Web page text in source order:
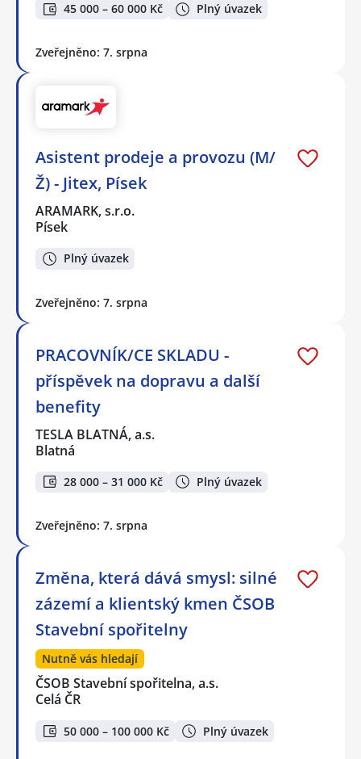
45 000 – 60 000 Kč Plný úvazek
Zveřejněno: 7. srpna
Asistent prodeje a provozu (M/
Ž) - Jitex, Písek
ARAMARK, s.r.o.
Písek
Plný úvazek
Zveřejněno: 7. srpna
PRACOVNÍK/CE SKLADU -
příspěvek na dopravu a další
benefity
TESLA BLATNÁ, a.s.
Blatná
28 000 – 31 000 Kč Plný úvazek
Zveřejněno: 7. srpna
Změna, která dává smysl: silné
zázemí a klientský kmen ČSOB
Stavební spořitelny
Nutně vás hledají
ČSOB Stavební spořitelna, a.s.
Celá ČR
50 000 – 100 000 Kč Plný úvazek